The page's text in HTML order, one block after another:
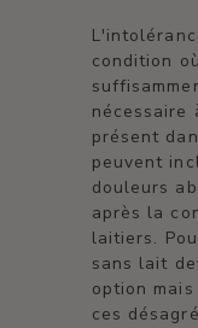
condition
nécessaire
présent
peuvent
douleurs
après la
laitiers.
sans lait
option
ces